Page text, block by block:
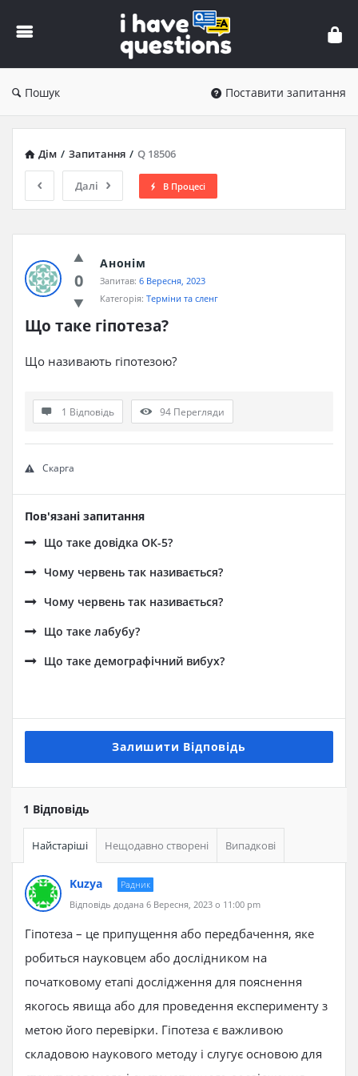
iHaveQuestions
Пошук Поставити запитання
Дім / Запитання / Q 18506
Далі В Процесі
0
Анонім
Запитав: 6 Вересня, 2023
Категорія: Терміни та сленг
Що таке гіпотеза?
Що називають гіпотезою?
1 Відповідь 94 Перегляди
Скарга
Пов'язані запитання
Що таке довідка ОК-5?
Чому червень так називається?
Чому червень так називається?
Що таке лабубу?
Що таке демографічний вибух?
Залишити Відповідь
1 Відповідь
Найстаріші Нещодавно створені Випадкові
Kuzya
Радник
Відповідь додана 6 Вересня, 2023 о 11:00 pm
Гіпотеза – це припущення або передбачення, яке
робиться науковцем або дослідником на
початковому етапі дослідження для пояснення
якогось явища або для проведення експерименту з
метою його перевірки. Гіпотеза є важливою
складовою наукового методу і слугує основою для